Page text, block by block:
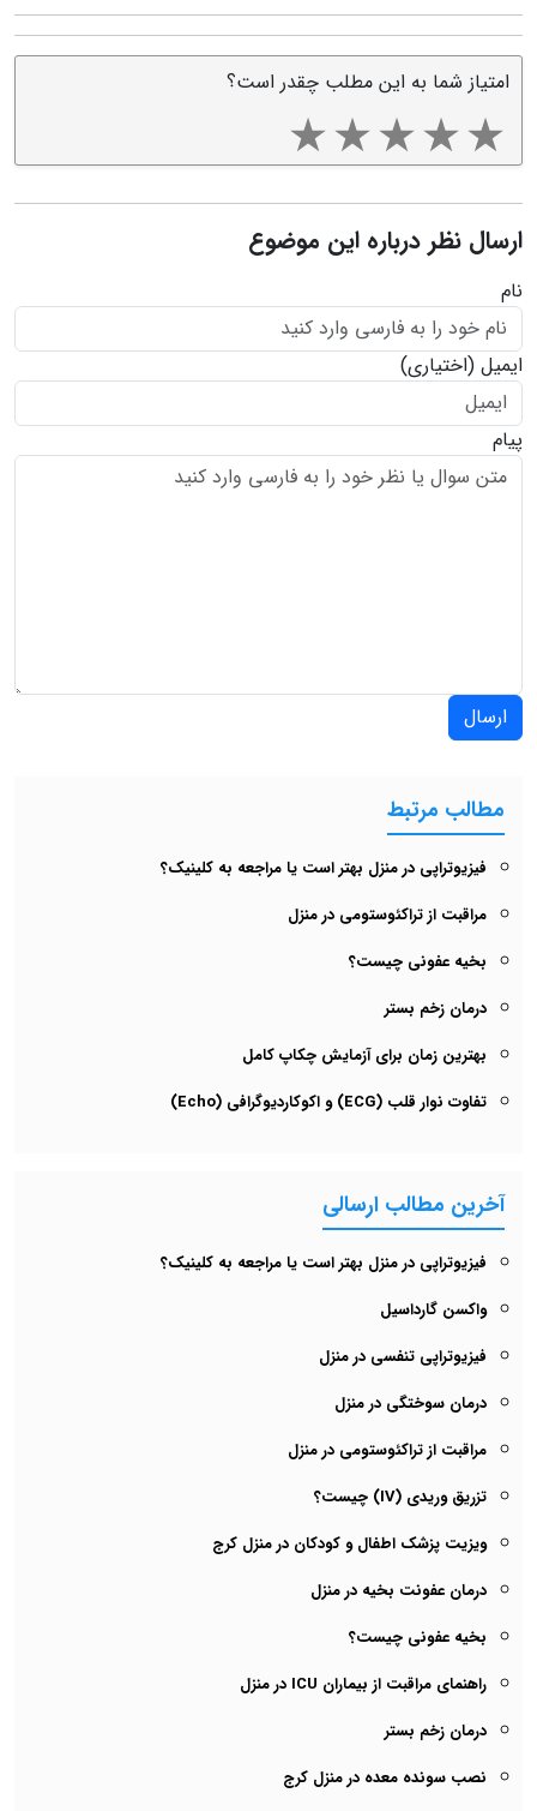
امتیاز شما به این مطلب چقدر است؟
ارسال نظر درباره این موضوع
نام
ایمیل (اختیاری)
پیام
ارسال
مطالب مرتبط
فیزیوتراپی در منزل بهتر است یا مراجعه به کلینیک؟
مراقبت از تراکئوستومی در منزل
بخیه عفونی چیست؟
درمان زخم بستر
بهترین زمان برای آزمایش چکاپ کامل
تفاوت نوار قلب (ECG) و اکوکاردیوگرافی (Echo)
آخرین مطالب ارسالی
فیزیوتراپی در منزل بهتر است یا مراجعه به کلینیک؟
واکسن گارداسیل
فیزیوتراپی تنفسی در منزل
درمان سوختگی در منزل
مراقبت از تراکئوستومی در منزل
تزریق وریدی (IV) چیست؟
ویزیت پزشک اطفال و کودکان در منزل کرج
درمان عفونت بخیه در منزل
بخیه عفونی چیست؟
راهنمای مراقبت از بیماران ICU در منزل
درمان زخم بستر
نصب سونده معده در منزل کرج